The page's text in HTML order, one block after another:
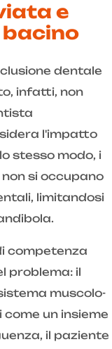
e
dentale
infatti, non
l'impatto
stesso modo, i
si occupano
limitandosi
competenza
problema: il
muscolo-
un insieme
il paziente